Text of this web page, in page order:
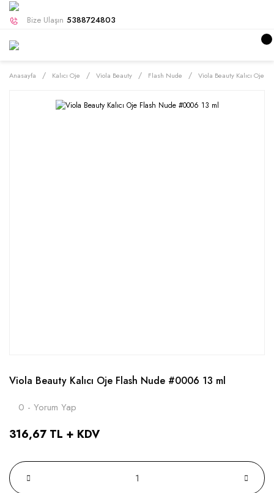
Bize Ulaşın 5388724803
Anasayfa Kalıcı Oje Viola Beauty Flash Nude Viola Beauty Kalıcı Oje
Viola Beauty Kalıcı Oje Flash Nude #0006 13 ml
0 - Yorum Yap
316,67 TL + KDV